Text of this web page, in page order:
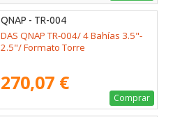
QNAP - TR-004
DAS QNAP TR-004/ 4 Bahías 3.5"-
2.5"/ Formato Torre
270,07 €
Comprar